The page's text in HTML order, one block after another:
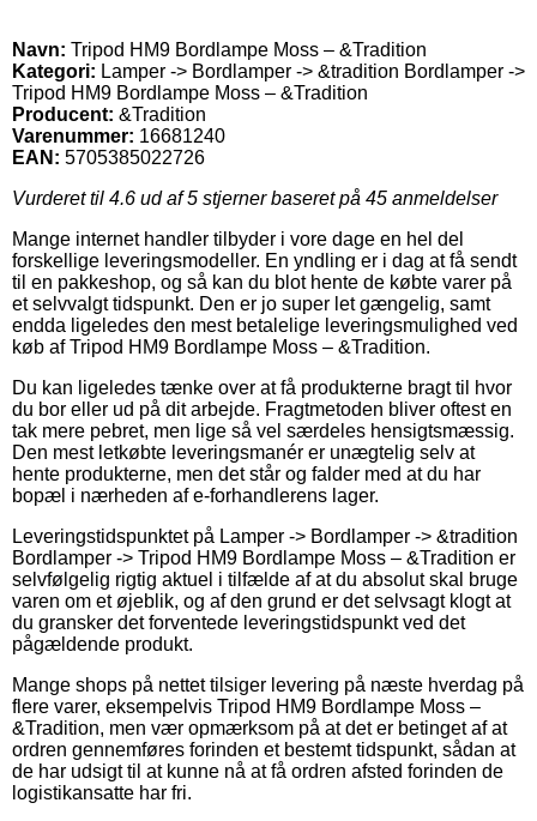
Navn: Tripod HM9 Bordlampe Moss – &Tradition
Kategori: Lamper -> Bordlamper -> &tradition Bordlamper ->
Tripod HM9 Bordlampe Moss – &Tradition
Producent: &Tradition
Varenummer: 16681240
EAN: 5705385022726
Vurderet til 4.6 ud af 5 stjerner baseret på 45 anmeldelser
Mange internet handler tilbyder i vore dage en hel del
forskellige leveringsmodeller. En yndling er i dag at få sendt
til en pakkeshop, og så kan du blot hente de købte varer på
et selvvalgt tidspunkt. Den er jo super let gængelig, samt
endda ligeledes den mest betalelige leveringsmulighed ved
køb af Tripod HM9 Bordlampe Moss – &Tradition.
Du kan ligeledes tænke over at få produkterne bragt til hvor
du bor eller ud på dit arbejde. Fragtmetoden bliver oftest en
tak mere pebret, men lige så vel særdeles hensigtsmæssig.
Den mest letkøbte leveringsmanér er unægtelig selv at
hente produkterne, men det står og falder med at du har
bopæl i nærheden af e-forhandlerens lager.
Leveringstidspunktet på Lamper -> Bordlamper -> &tradition
Bordlamper -> Tripod HM9 Bordlampe Moss – &Tradition er
selvfølgelig rigtig aktuel i tilfælde af at du absolut skal bruge
varen om et øjeblik, og af den grund er det selvsagt klogt at
du gransker det forventede leveringstidspunkt ved det
pågældende produkt.
Mange shops på nettet tilsiger levering på næste hverdag på
flere varer, eksempelvis Tripod HM9 Bordlampe Moss –
&Tradition, men vær opmærksom på at det er betinget af at
ordren gennemføres forinden et bestemt tidspunkt, sådan at
de har udsigt til at kunne nå at få ordren afsted forinden de
logistikansatte har fri.